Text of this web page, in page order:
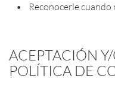
• Reconocerle cuando
ACEPTACIÓN
POLÍTICA DE